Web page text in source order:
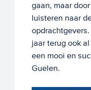
gaan, maar
luisteren naar
jaar terug ook
een mooi en
Guelen.